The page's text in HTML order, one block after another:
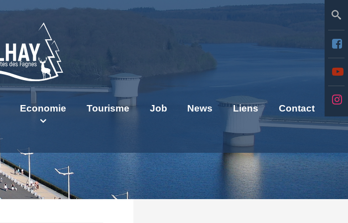
Economie Tourisme Job News Liens Contact